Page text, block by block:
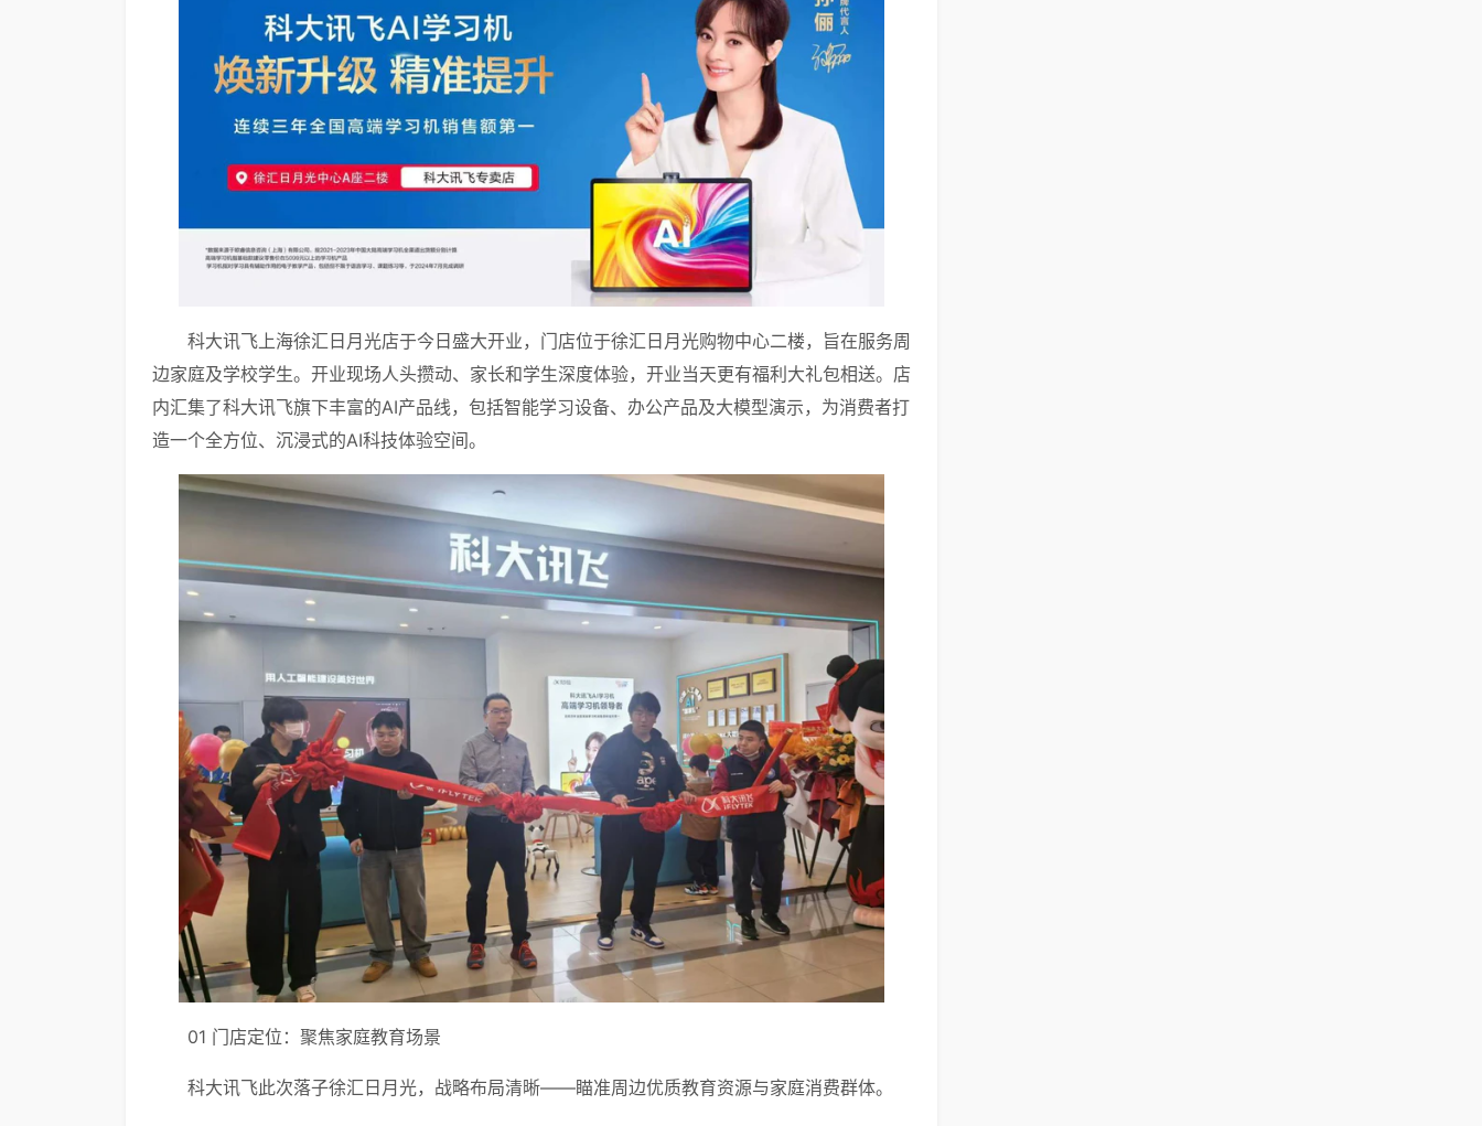
科大讯飞上海徐汇日月光店于今日盛大开业，门店位于徐汇日月光购物中心二楼，旨在服务周
边家庭及学校学生。开业现场人头攒动、家长和学生深度体验，开业当天更有福利大礼包相送。店
内汇集了科大讯飞旗下丰富的AI产品线，包括智能学习设备、办公产品及大模型演示，为消费者打
造一个全方位、沉浸式的AI科技体验空间。
01 门店定位：聚焦家庭教育场景
科大讯飞此次落子徐汇日月光，战略布局清晰——瞄准周边优质教育资源与家庭消费群体。